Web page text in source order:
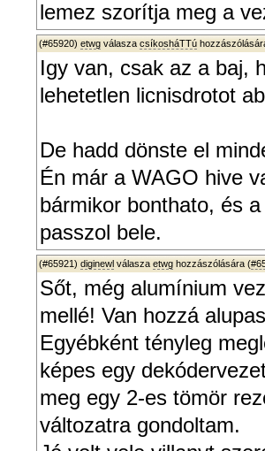
lemez szorítja meg a
(#65920) etwg válasza csíkosháTTú
Igy van, csak az a baj,
lehetetlen licnisdrotot
De hadd dönste el
Én már a WAGO hive
bármikor bonthato, és
passzol bele.
(#65921) diginewl válasza etwg hozzászólására (
Sőt, még alumínium
mellé! Van hozzá
Egyébként tényleg
képes egy
meg egy 2-es tömör
változatra gondoltam.